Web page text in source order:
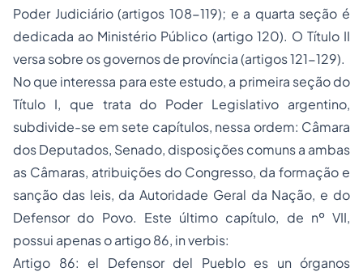
Poder Judiciário (artigos 108-119); e a quarta seção é
dedicada ao Ministério Público (artigo 120). O Título II
versa sobre os governos de província (artigos 121-129).
No que interessa para este estudo, a primeira seção do
Título I, que trata do Poder Legislativo argentino,
subdivide-se em sete capítulos, nessa ordem: Câmara
dos Deputados, Senado, disposições comuns a ambas
as Câmaras, atribuições do Congresso, da formação e
sanção das leis, da Autoridade Geral da Nação, e do
Defensor do Povo. Este último capítulo, de nº VII,
possui apenas o artigo 86, in verbis:
Artigo 86: el Defensor del Pueblo es un órganos